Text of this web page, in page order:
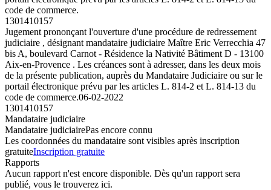
code de commerce.
1301410157
Jugement prononçant l'ouverture d'une procédure de redressement
judiciaire , désignant mandataire judiciaire Maître Eric Verrecchia 47
bis A, boulevard Carnot - Résidence la Nativité Bâtiment D - 13100
Aix-en-Provence . Les créances sont à adresser, dans les deux mois
de la présente publication, auprès du Mandataire Judiciaire ou sur le
portail électronique prévu par les articles L. 814-2 et L. 814-13 du
code de commerce.06-02-2022
1301410157
Mandataire judiciaire
Mandataire judiciairePas encore connu
Les coordonnées du mandataire sont visibles après inscription
gratuiteInscription gratuite
Rapports
Aucun rapport n'est encore disponible. Dès qu'un rapport sera
publié, vous le trouverez ici.